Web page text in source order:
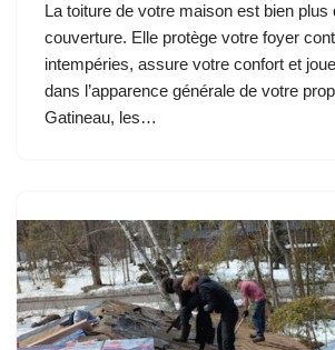
La toiture de votre maison est bien plus
couverture. Elle protège votre foyer
intempéries, assure votre confort et
dans l’apparence générale de votre
Gatineau, les…